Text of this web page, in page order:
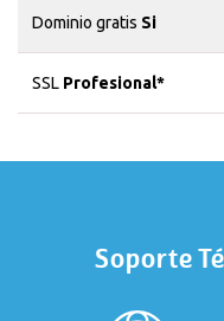
Dominio gratis Si
SSL Profesional*
Soporte